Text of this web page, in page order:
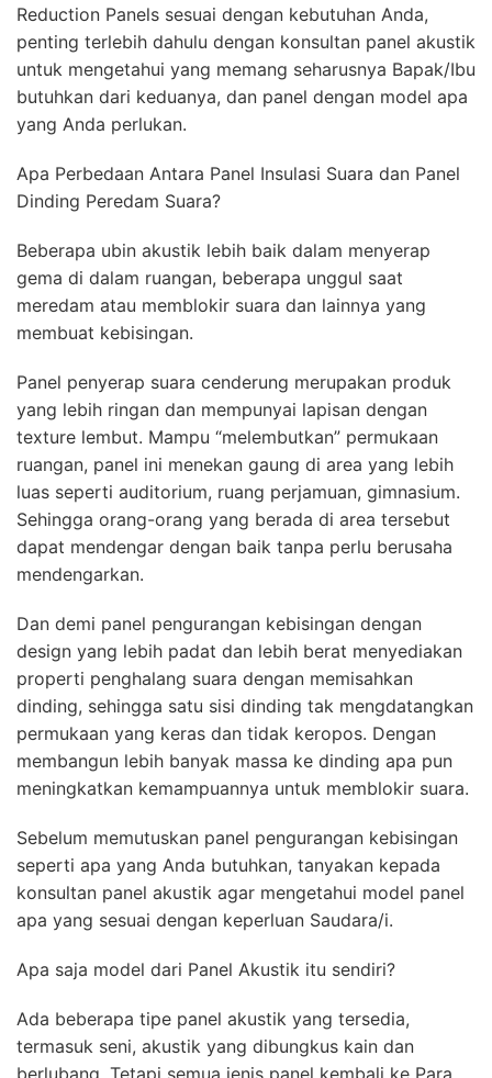
Reduction Panels sesuai dengan kebutuhan Anda,
penting terlebih dahulu dengan konsultan panel akustik
untuk mengetahui yang memang seharusnya Bapak/Ibu
butuhkan dari keduanya, dan panel dengan model apa
yang Anda perlukan.
Apa Perbedaan Antara Panel Insulasi Suara dan Panel
Dinding Peredam Suara?
Beberapa ubin akustik lebih baik dalam menyerap
gema di dalam ruangan, beberapa unggul saat
meredam atau memblokir suara dan lainnya yang
membuat kebisingan.
Panel penyerap suara cenderung merupakan produk
yang lebih ringan dan mempunyai lapisan dengan
texture lembut. Mampu “melembutkan” permukaan
ruangan, panel ini menekan gaung di area yang lebih
luas seperti auditorium, ruang perjamuan, gimnasium.
Sehingga orang-orang yang berada di area tersebut
dapat mendengar dengan baik tanpa perlu berusaha
mendengarkan.
Dan demi panel pengurangan kebisingan dengan
design yang lebih padat dan lebih berat menyediakan
properti penghalang suara dengan memisahkan
dinding, sehingga satu sisi dinding tak mengdatangkan
permukaan yang keras dan tidak keropos. Dengan
membangun lebih banyak massa ke dinding apa pun
meningkatkan kemampuannya untuk memblokir suara.
Sebelum memutuskan panel pengurangan kebisingan
seperti apa yang Anda butuhkan, tanyakan kepada
konsultan panel akustik agar mengetahui model panel
apa yang sesuai dengan keperluan Saudara/i.
Apa saja model dari Panel Akustik itu sendiri?
Ada beberapa tipe panel akustik yang tersedia,
termasuk seni, akustik yang dibungkus kain dan